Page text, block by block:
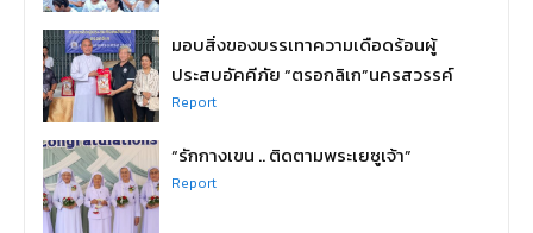
มอบสิ่งของบรรเทาความเดือดร้อนผู้
ประสบอัคคีภัย “ตรอกลิเก”นครสวรรค์
Report
“รักกางเขน .. ติดตามพระเยซูเจ้า”
Report